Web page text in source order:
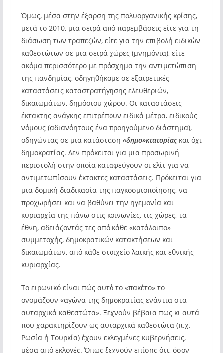
Όμως, μέσα στην έξαρση της πολυοργανικής κρίσης,
μετά το 2010, μια σειρά από παρεμβάσεις είτε για τη
διάσωση των τραπεζών, είτε για την επιβολή ειδικών
καθεστώτων σε μια σειρά χώρες (μνημόνια), είτε
ακόμα περισσότερο με πρόσχημα την αντιμετώπιση
της πανδημίας, οδηγηθήκαμε σε εξαιρετικές
καταστάσεις καταστρατήγησης ελευθεριών,
δικαιωμάτων, δημόσιου χώρου. Οι καταστάσεις
έκτακτης ανάγκης επιτρέπουν ειδικά μέτρα, ειδικούς
νόμους (αδιανόητους ένα προηγούμενο διάστημα),
οδηγώντας σε μια κατάσταση «δημο»κτατορίαςκαι όχι
δημοκρατίας. Δεν πρόκειται για μια προσωρινή
περιστολή στην οποία καταφεύγουν οι ελίτ για να
αντιμετωπίσουν έκτακτες καταστάσεις. Πρόκειται για
μια δομική διαδικασία της παγκοσμιοποίησης, να
προχωρήσει και να βαθύνει την ηγεμονία και
κυριαρχία της πάνω στις κοινωνίες, τις χώρες, τα
έθνη, αδειάζοντάς τες από κάθε «κατάλοιπο»
συμμετοχής, δημοκρατικών κατακτήσεων και
δικαιωμάτων, από κάθε στοιχείο λαϊκής και εθνικής
κυριαρχίας.
Το ειρωνικό είναι πώς αυτό το «πακέτο» το
ονομάζουν «αγώνα της δημοκρατίας ενάντια στα
αυταρχικά καθεστώτα». Ξεχνούν βέβαια πως κι αυτά
που χαρακτηρίζουν ως αυταρχικά καθεστώτα (π.χ.
Ρωσία ή Τουρκία) έχουν εκλεγμένες κυβερνήσεις,
μέσα από εκλογές. Όπως ξεχνούν επίσης ότι, όσον